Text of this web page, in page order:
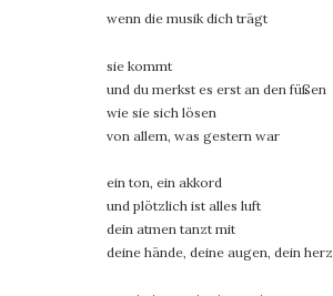
wenn die musik dich trägt
sie kommt
und du merkst es erst an den füßen
wie sie sich lösen
von allem, was gestern war
ein ton, ein akkord
und plötzlich ist alles luft
dein atmen tanzt mit
deine hände, deine augen, dein herz